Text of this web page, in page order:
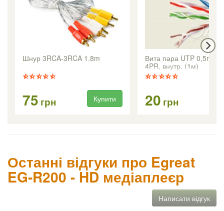
Шнур 3RCA-3RCA 1.8m
75 грн Купити
Вита пара UTP 0,5mm
4PR, внутр. (1м)
20 грн
Останні відгуки про Egreat
EG-R200 - HD медіаплеєр
Написати відгук